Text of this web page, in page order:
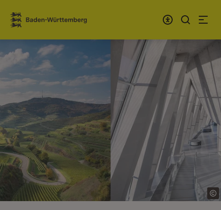
Zum Inhalt springen
Link zur Startseite